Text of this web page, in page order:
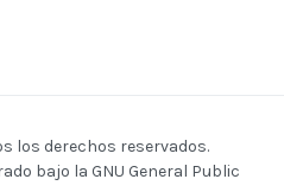
los derechos reservados.
bajo la GNU General Public